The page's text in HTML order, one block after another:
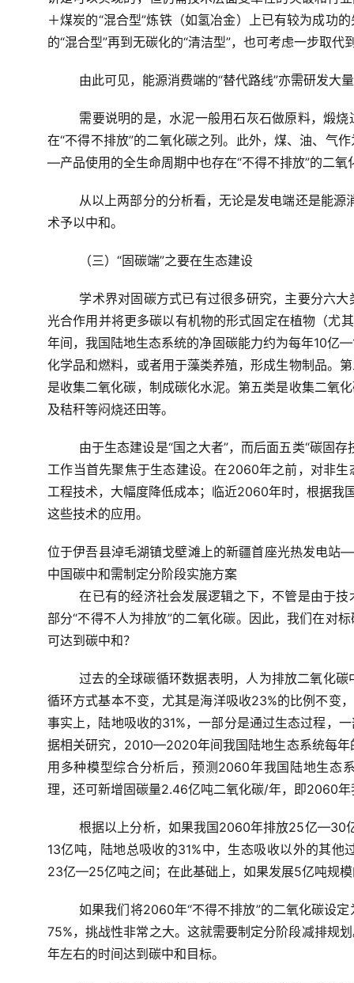
＋煤炭的“混合型”炼铁（如氢冶金）上已有较为成功
的“混合型”再到无碳化的“清洁型”，也可考虑一步取代
由此可见，能源消费端的“替代路线”亦需研发大
需要说明的是，水泥一般用石灰石做原料，煅
在“不得不排放”的二氧化碳之列。此外，煤、油、气
—产品使用的全生命周期中也存在“不得不排放”的二氧
从以上两部分的分析看，无论是发电端还是能
术予以中和。
（三）“固碳端”之要在生态建设
学术界对固碳方式已有过很多研究，主要分六
光合作用并将更多碳以有机物的形式固定在植物（
年间，我国陆地生态系统的净固碳能力约为每年10亿
化学品和燃料，或者用于藻类养殖，形成生物制品。
是收集二氧化碳，制成碳化水泥。第五类是收集二氧
及秸秆等闷烧还田等。
由于生态建设是“国之大者”，而后面五类“碳固
工作当首先聚焦于生态建设。在2060年之前，对非
工程技术，大幅度降低成本；临近2060年时，根据我
这些技术的应用。
位于伊吾县淖毛湖镇戈壁滩上的新疆首座光热发电
中国碳中和需制定分阶段实施方案
在已有的经济社会发展逻辑之下，不管是由于
部分“不得不人为排放”的二氧化碳。因此，我们在对
可达到碳中和？
过去的全球碳循环数据表明，人为排放二氧化
循环方式基本不变，尤其是海洋吸收23%的比例不变
事实上，陆地吸收的31%，一部分是通过生态过程，
据相关研究，2010—2020年间我国陆地生态系统每
用多种模型综合分析后，预测2060年我国陆地生态
理，还可新增固碳量2.46亿吨二氧化碳/年，即2060
根据以上分析，如果我国2060年排放25亿—30
13亿吨，陆地总吸收的31%中，生态吸收以外的其
23亿—25亿吨之间；在此基础上，如果发展5亿吨规
如果我们将2060年“不得不排放”的二氧化碳设
75%，挑战性非常之大。这就需要制定分阶段减排规
年左右的时间达到碳中和目标。